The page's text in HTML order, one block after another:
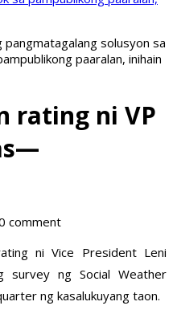
pangmatagalang solusyon sa
paaralan, inihain
rating ni VP
comment
ni Vice President Leni
survey ng Social Weather
ng kasalukuyang taon.